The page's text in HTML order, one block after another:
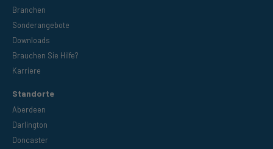
Branchen
Sonderangebote
Downloads
Brauchen Sie Hilfe?
Karriere
Standorte
Aberdeen
Darlington
Doncaster